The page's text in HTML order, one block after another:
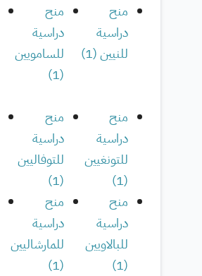
منح
دراسية
للنيين(
1
)
منح
دراسية
للسامويين
(
1
)
منح
دراسية
للتونغيين
(
1
)
منح
دراسية
للتوفاليين
(
1
)
منح
دراسية
للبالاويين
(
1
)
منح
دراسية
للمارشاليين
(
1
)